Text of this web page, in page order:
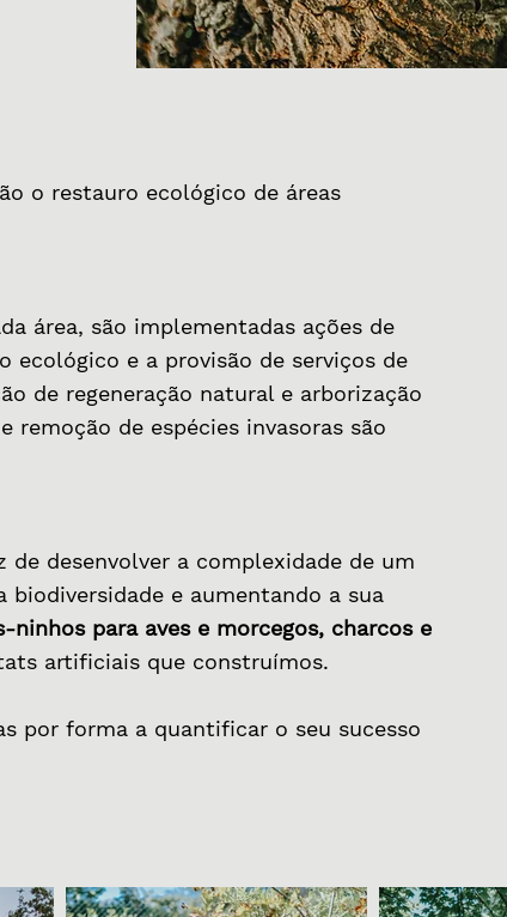
o restauro ecológico de áreas
área, são implementadas ações de
e a provisão de serviços de
de regeneração natural e arborização
de espécies invasoras são
desenvolver a complexidade de um
biodiversidade e aumentando a sua
para aves e morcegos, charcos e
artificiais que construímos.
por forma a quantificar o seu sucesso